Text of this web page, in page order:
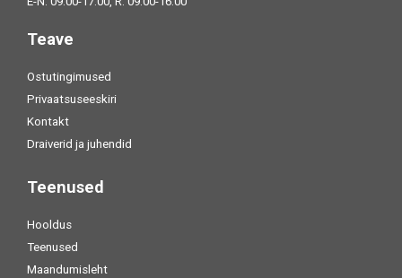
Teave
Ostutingimused
Privaatsuseeskiri
Kontakt
Draiverid ja juhendid
Teenused
Hooldus
Teenused
Maandumisleht